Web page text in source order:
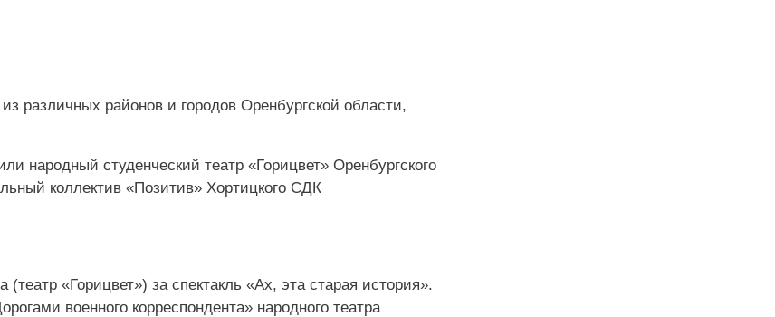
различных районов и городов Оренбургской области,
народный студенческий театр «Горицвет» Оренбургского
коллектив «Позитив» Хортицкого СДК
(театр «Горицвет») за спектакль «Ах, эта старая история».
военного корреспондента» народного театра